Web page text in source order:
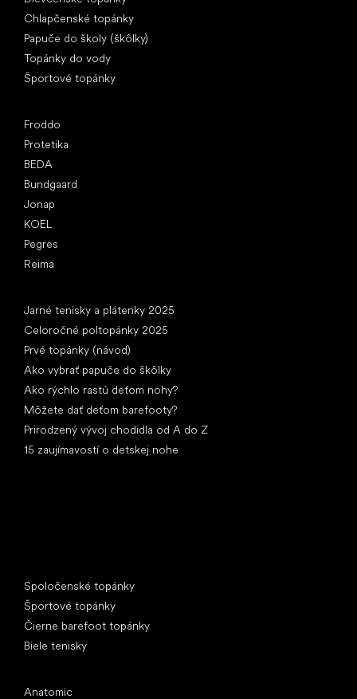
Chlapčenské topánky
Papuče do školy (škôlky)
Topánky do vody
Športové topánky
Froddo
Protetika
BEDA
Bundgaard
Jonap
KOEL
Pegres
Reima
Jarné tenisky a plátenky 2025
Celoročné poltopánky 2025
Prvé topánky (návod)
Ako vybrať papuče do škôlky
Ako rýchlo rastú deťom nohy?
Môžete dať deťom barefooty?
Prirodzený vývoj chodidla od A do Z
15 zaujímavostí o detskej nohe
Spoločenské topánky
Športové topánky
Čierne barefoot topánky
Biele tenisky
Anatomic